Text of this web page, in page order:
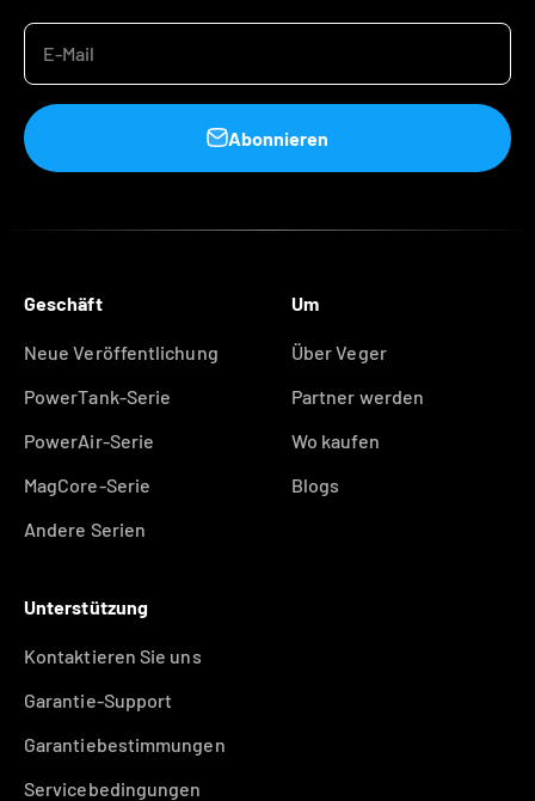
E-Mail
Abonnieren
Geschäft
Neue Veröffentlichung
PowerTank-Serie
PowerAir-Serie
MagCore-Serie
Andere Serien
Um
Über Veger
Partner werden
Wo kaufen
Blogs
Unterstützung
Kontaktieren Sie uns
Garantie-Support
Garantiebestimmungen
Servicebedingungen